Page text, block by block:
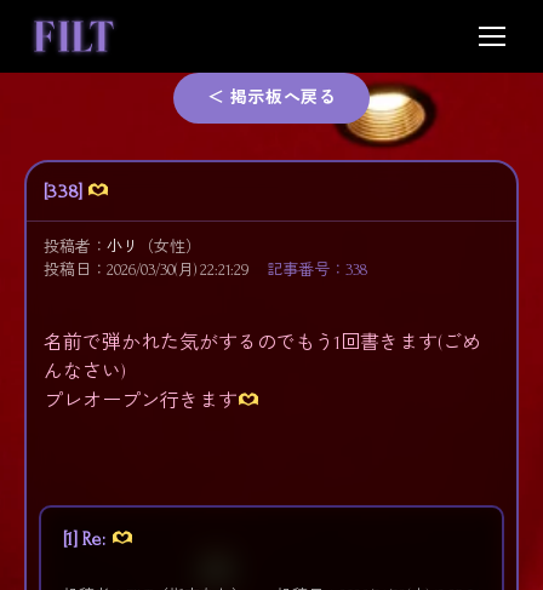
content
＜ 掲示板へ戻る
[338]
投稿者： 小リ
（女性）
投稿日：2026/03/30(月) 22:21:29
記事番号：338
名前で弾かれた気がするのでもう1回書きます(ごめ
んなさい)
プレオープン行きます
[1] Re: